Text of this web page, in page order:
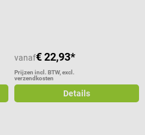
vanaf€ 22,93*
Prijzen incl. BTW, excl.
verzendkosten
Details